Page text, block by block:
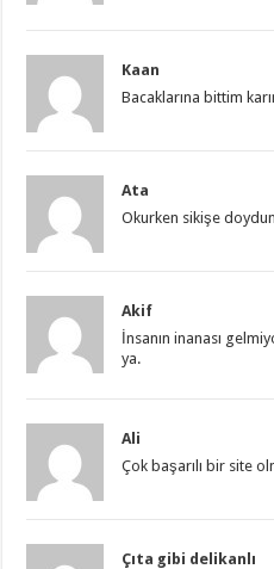
Kaan
Bacaklarına bittim
Ata
Okurken sikişe
Akif
İnsanın inanası
ya.
Ali
Çok başarılı bir site
Çıta gibi delikanlı